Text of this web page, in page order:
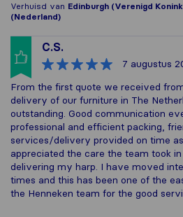
Verhuisd van Edinburgh (Verenigd
(Nederland)
C.S.
7 augustus
From the first quote we received
delivery of our furniture in The
outstanding. Good communication
professional and efficient packing,
services/delivery provided on time
appreciated the care the team took
delivering my harp. I have moved
times and this has been one of the
the Henneken team for the good